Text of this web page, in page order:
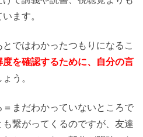
ます。
ではわかったつもりになるこ
度を確認するために、自分の言
う。
まだわかっていないところで
繋がってくるのですが、友達